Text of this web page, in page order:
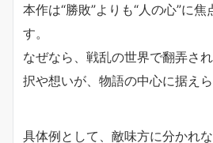
本作は“勝敗”よりも“人の心”に
す。
なぜなら、戦乱の世界で翻弄さ
択や想いが、物語の中心に据え
具体例として、敵味方に分かれ